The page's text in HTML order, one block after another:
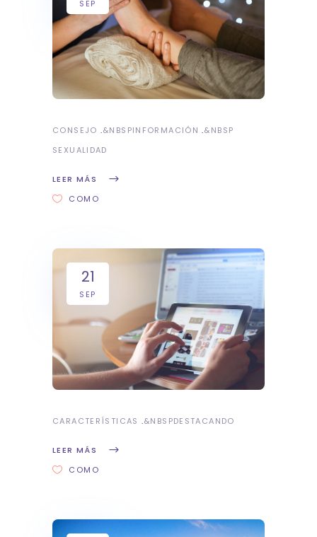
SEP
CONSEJO &NBSPINFORMACIÓN
&NBSP
SEXUALIDAD
LEER MÁS
COMO
21
SEP
CARACTERÍSTICAS &NBSPDESTACANDO
LEER MÁS
COMO